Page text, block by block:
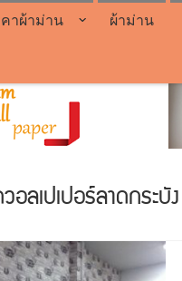
าผ้าม่าน ผ้าม่าน
ลเปเปอร์ลาดกระบัง